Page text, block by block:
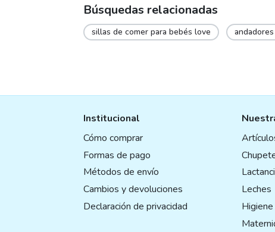
Búsquedas relacionadas
sillas de comer para bebés love
Institucional
Cómo comprar
Formas de pago
Métodos de envío
Cambios y devoluciones
Declaración de privacidad
Leches